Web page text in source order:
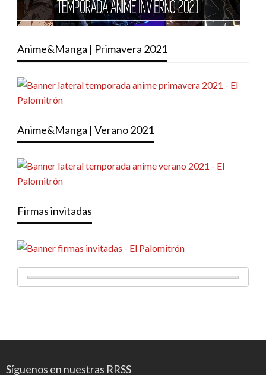
Anime&Manga | Primavera 2021
Anime&Manga | Verano 2021
Firmas invitadas
Síguenos en nuestras RRSS